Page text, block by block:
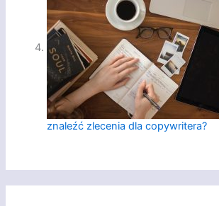
znaleźć zlecenia dla copywritera?